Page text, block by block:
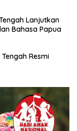
Lanjutkan
Bahasa Papua
Resmi